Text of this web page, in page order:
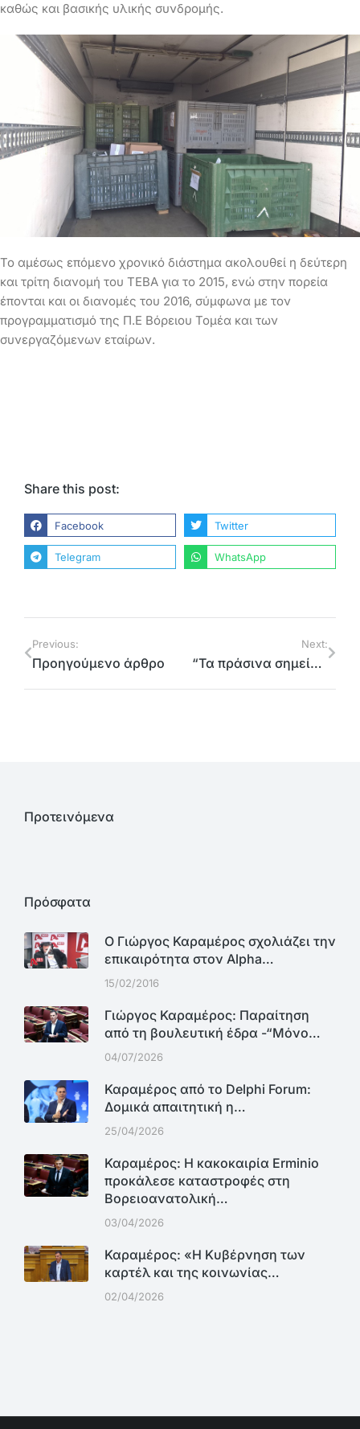
καθώς και βασικής υλικής συνδρομής.
Το αμέσως επόμενο χρονικό διάστημα ακολουθεί η δεύτερη
και τρίτη διανομή του ΤΕΒΑ για το 2015, ενώ στην πορεία
έπονται και οι διανομές του 2016, σύμφωνα με τον
προγραμματισμό της Π.Ε Βόρειου Τομέα και των
συνεργαζόμενων εταίρων.
Share this post:
Facebook Twitter
Telegram WhatsApp
Previous:
Προηγούμενο άρθρο
Next:
“Τα πράσινα σημεία δεν είναι χωματερές. Φέρνουν χρήμα και θέσεις εργασίας” .Ομιλία στην ημερίδα του Δ. Λυκόβρυσης-Πέυκης
Προτεινόμενα
Πρόσφατα
Ο Γιώργος Καραμέρος σχολιάζει την
επικαιρότητα στον Alpha…
15/02/2016
Γιώργος Καραμέρος: Παραίτηση
από τη βουλευτική έδρα -“Μόνο…
04/07/2026
Καραμέρος από το Delphi Forum:
Δομικά απαιτητική η…
25/04/2026
Καραμέρος: Η κακοκαιρία Erminio
προκάλεσε καταστροφές στη
Βορειοανατολική…
03/04/2026
Καραμέρος: «Η Κυβέρνηση των
καρτέλ και της κοινωνίας…
02/04/2026